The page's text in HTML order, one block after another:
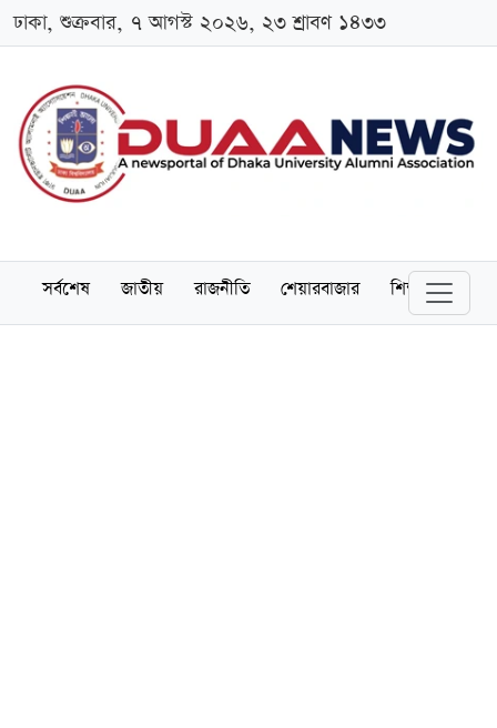
ঢাকা, শুক্রবার, ৭ আগস্ট ২০২৬, ২৩ শ্রাবণ ১৪৩৩
সর্বশেষ জাতীয় রাজনীতি শেয়ারবাজার শিক্ষা